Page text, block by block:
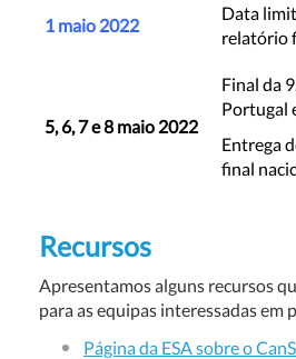
1 maio 2022
Data
relatório
5, 6, 7 e 8 maio 2022
Final da
Portugal
Entrega
final
Recursos
Apresentamos alguns recursos
para as equipas interessadas em
Página da ESA sobre o